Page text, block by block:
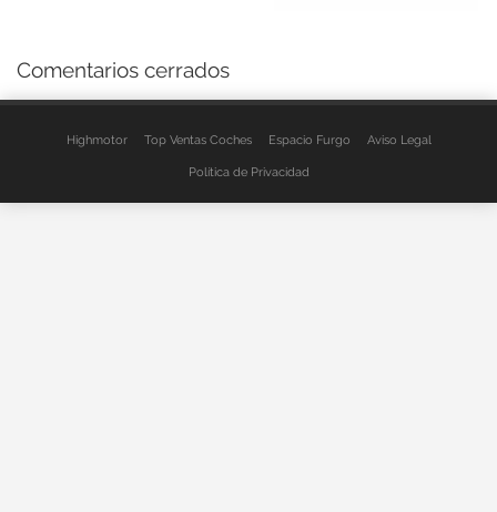
Comentarios cerrados
Highmotor Top Ventas Coches Espacio Furgo Aviso Legal
Política de Privacidad